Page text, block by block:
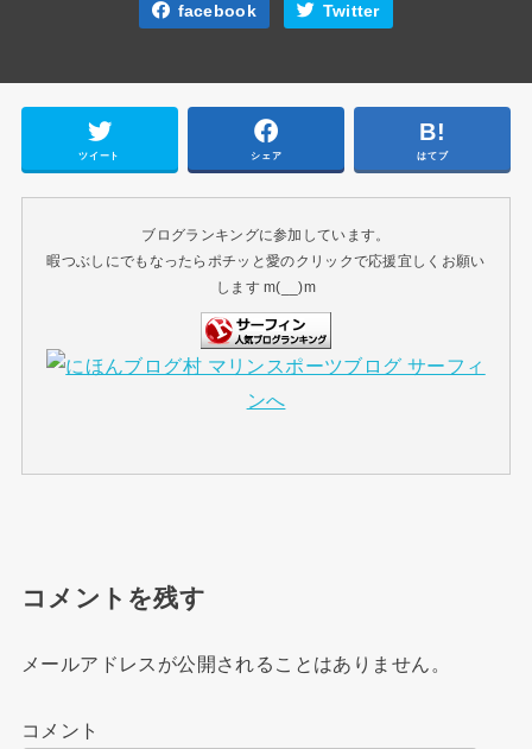
facebook Twitter
ツイート シェア はてブ
ブログランキングに参加しています。
暇つぶしにでもなったらポチッと愛のクリックで応援宜しくお願い
します m(__)m
コメントを残す
メールアドレスが公開されることはありません。
コメント